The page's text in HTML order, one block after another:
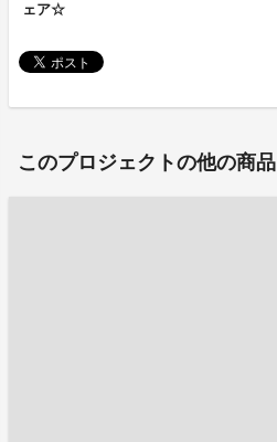
ェア☆
このプロジェクトの他の商品